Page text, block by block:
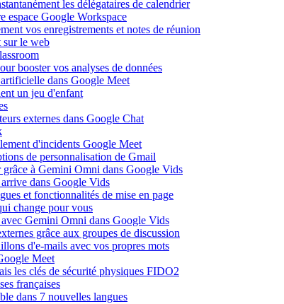
les délégataires de calendrier
espace Google Workspace
vos enregistrements et notes de réunion
sur le web
booster vos analyses de données
dans Google Meet
un jeu d'enfant
externes dans Google Chat
d'incidents Google Meet
de personnalisation de Gmail
grâce à Gemini Omni dans Google Vids
dans Google Vids
et fonctionnalités de mise en page
change pour vous
avec Gemini Omni dans Google Vids
grâce aux groupes de discussion
d'e-mails avec vos propres mots
Meet
les clés de sécurité physiques FIDO2
françaises
dans 7 nouvelles langues